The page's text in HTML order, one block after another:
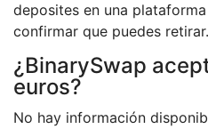
deposites en una
confirmar que puedes retirar.
¿BinarySwap
euros?
No hay información